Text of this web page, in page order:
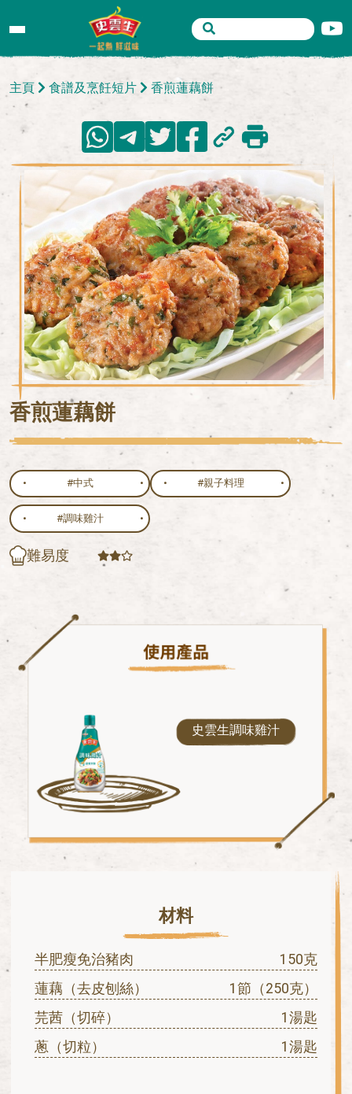
主頁 食譜及烹飪短片 香煎蓮藕餅
香煎蓮藕餅
#中式 #親子料理
#調味雞汁
難易度
史雲生調味雞汁
材料
半肥瘦免治豬肉
150克
蓮藕（去皮刨絲）
1節（250克）
芫茜（切碎）
1湯匙
蔥（切粒）
1湯匙